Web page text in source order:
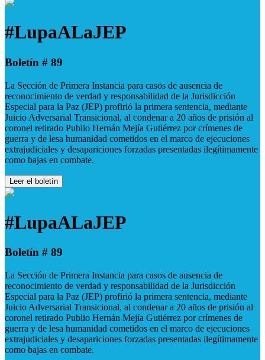
#LupaALaJEP
Boletín # 89
La Sección de Primera Instancia para casos de ausencia de
reconocimiento de verdad y responsabilidad de la Jurisdicción
Especial para la Paz (JEP) profirió la primera sentencia, mediante
Juicio Adversarial Transicional, al condenar a 20 años de prisión al
coronel retirado Publio Hernán Mejía Gutiérrez por crímenes de
guerra y de lesa humanidad cometidos en el marco de ejecuciones
extrajudiciales y desapariciones forzadas presentadas ilegítimamente
como bajas en combate.
Leer el boletín
#LupaALaJEP
Boletín # 89
La Sección de Primera Instancia para casos de ausencia de
reconocimiento de verdad y responsabilidad de la Jurisdicción
Especial para la Paz (JEP) profirió la primera sentencia, mediante
Juicio Adversarial Transicional, al condenar a 20 años de prisión al
coronel retirado Publio Hernán Mejía Gutiérrez por crímenes de
guerra y de lesa humanidad cometidos en el marco de ejecuciones
extrajudiciales y desapariciones forzadas presentadas ilegítimamente
como bajas en combate.